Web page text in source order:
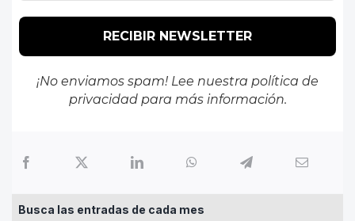
¡No enviamos spam! Lee nuestra política de
privacidadpara más información.
Busca las entradas de cada mes